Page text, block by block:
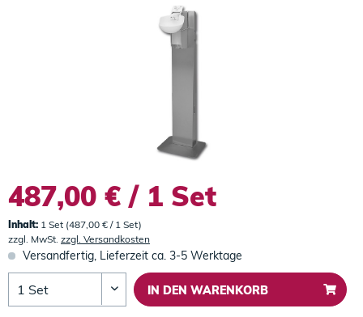
487,00 € / 1 Set
Inhalt: 1 Set (487,00 € / 1 Set)
zzgl. MwSt. zzgl. Versandkosten
Versandfertig, Lieferzeit ca. 3-5 Werktage
IN DEN WARENKORB